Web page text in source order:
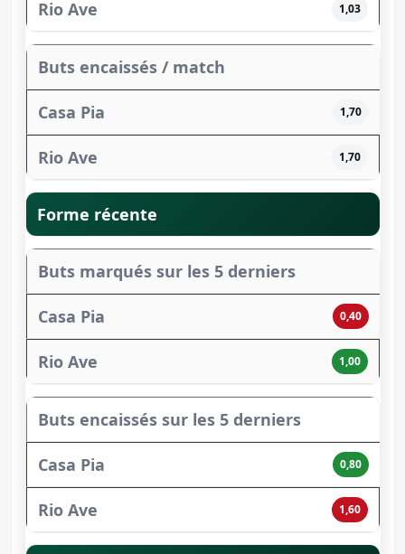
1,03
Buts encaissés / match
1,70
1,70
Forme récente
Buts marqués sur les 5 derniers
0,40
1,00
Buts encaissés sur les 5 derniers
0,80
1,60